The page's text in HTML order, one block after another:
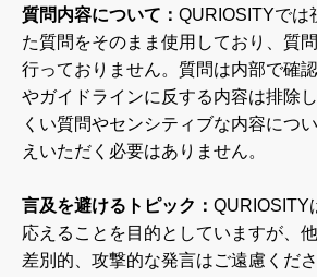
質問内容について： QURIOSITYでは
た質問をそのまま使用しており、質
行っておりません。質問は内部で確
やガイドラインに反する内容は排除
くい質問やセンシティブな内容につ
えいただく必要はありません。
言及を避けるトピック： QURIOSITY
応えることを目的としていますが、
差別的、攻撃的な発言はご遠慮くだ